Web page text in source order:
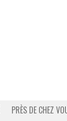
PRÈS DE CHEZ